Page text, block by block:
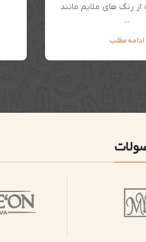
رنگ های ملایم مانند
...
ادامه مطلب